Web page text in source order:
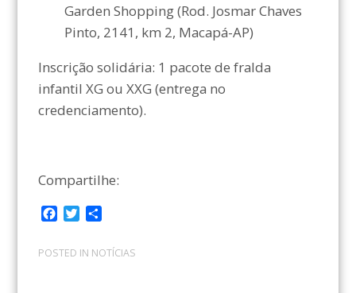
Garden Shopping (Rod. Josmar Chaves
Pinto, 2141, km 2, Macapá-AP)
Inscrição solidária: 1 pacote de fralda
infantil XG ou XXG (entrega no
credenciamento).
Compartilhe:
c
e
i
t
m
p
POSTED IN NOTÍCIAS